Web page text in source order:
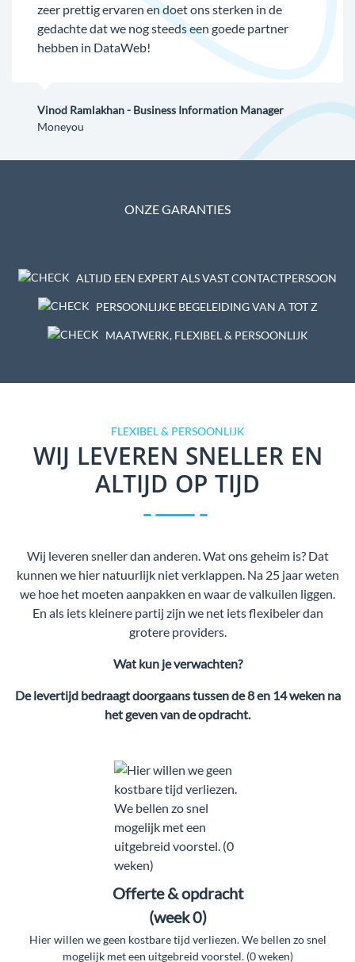
zeer prettig ervaren en doet ons sterken in de
gedachte dat we nog steeds een goede partner
hebben in DataWeb!
Vinod Ramlakhan - Business Information Manager
Moneyou
ONZE GARANTIES
ALTIJD EEN EXPERT ALS VAST CONTACTPERSOON
PERSOONLIJKE BEGELEIDING VAN A TOT Z
MAATWERK, FLEXIBEL & PERSOONLIJK
FLEXIBEL & PERSOONLIJK
WIJ LEVEREN SNELLER EN
ALTIJD OP TIJD
Wij leveren sneller dan anderen. Wat ons geheim is? Dat
kunnen we hier natuurlijk niet verklappen. Na 25 jaar weten
we hoe het moeten aanpakken en waar de valkuilen liggen.
En als iets kleinere partij zijn we net iets flexibeler dan
grotere providers.
Wat kun je verwachten?
De levertijd bedraagt doorgaans tussen de 8 en 14 weken na
hetgeven van de opdracht.
Offerte & opdracht
(week 0)
Hier willen we geen kostbare tijd verliezen. We bellen zo snel
mogelijk met een uitgebreid voorstel. (0 weken)